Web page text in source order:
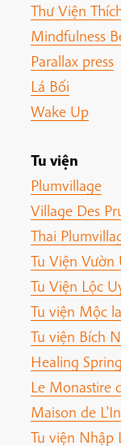
Thư Viện
Mindfulness
Parallax press
Lá Bối
Wake Up
Tu viện
Plumvillage
Village Des
Thai
Tu Viện Vườn
Tu Viện Lộc
Tu viện Mộc
Tu viện Bích
Healing
Le Monastire
Maison de
Tu viện Nhập